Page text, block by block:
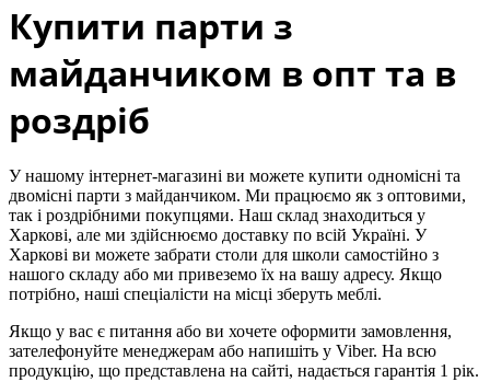
Купити парти з
майданчиком в опт та в
роздріб
У нашому інтернет-магазині ви можете купити одномісні та
двомісні парти з майданчиком. Ми працюємо як з оптовими,
так і роздрібними покупцями. Наш склад знаходиться у
Харкові, але ми здійснюємо доставку по всій Україні. У
Харкові ви можете забрати столи для школи самостійно з
нашого складу або ми привеземо їх на вашу адресу. Якщо
потрібно, наші спеціалісти на місці зберуть меблі.
Якщо у вас є питання або ви хочете оформити замовлення,
зателефонуйте менеджерам або напишіть у Viber. На всю
продукцію, що представлена ​​на сайті, надається гарантія 1 рік.